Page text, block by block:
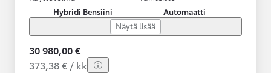
Hybridi Bensiini
Automaatti
Näytä lisää
30 980,00 €
373,38 € / kk